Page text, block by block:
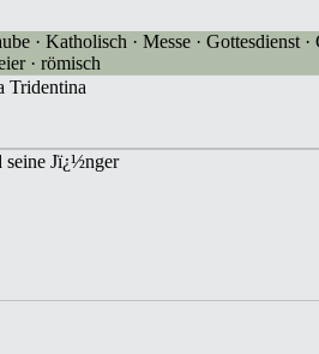
· Katholisch · Messe · Gottesdienst
· römisch